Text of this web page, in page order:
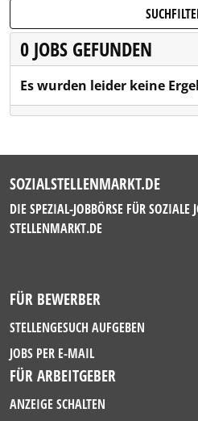
0 JOBS GEFUNDEN
Es wurden leider keine
SOZIALSTELLENMARKT.DE
DIE SPEZIAL-JOBBÖRSE FÜR
STELLENMARKT.DE
FÜR BEWERBER
STELLENGESUCH AUFGEBEN
JOBS PER E-MAIL
FÜR ARBEITGEBER
ANZEIGE SCHALTEN